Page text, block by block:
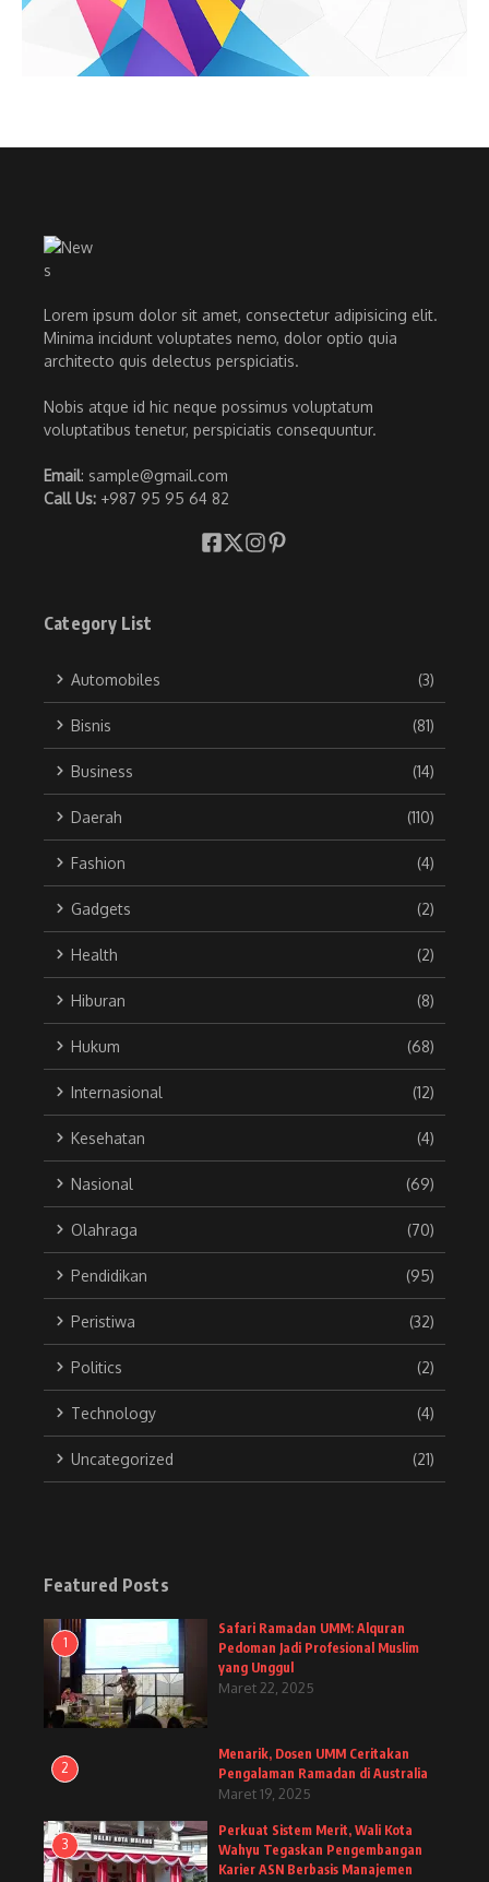
Lorem ipsum dolor sit amet, consectetur adipisicing elit.
Minima incidunt voluptates nemo, dolor optio quia
architecto quis delectus perspiciatis.
Nobis atque id hic neque possimus voluptatum
voluptatibus tenetur, perspiciatis consequuntur.
Email: sample@gmail.com
Call Us: +987 95 95 64 82
Category List
Automobiles (3)
Bisnis (81)
Business (14)
Daerah (110)
Fashion (4)
Gadgets (2)
Health (2)
Hiburan (8)
Hukum (68)
Internasional (12)
Kesehatan (4)
Nasional (69)
Olahraga (70)
Pendidikan (95)
Peristiwa (32)
Politics (2)
Technology (4)
Uncategorized (21)
Featured Posts
1
Safari Ramadan UMM: Alquran
Pedoman Jadi Profesional Muslim
yang Unggul
Maret 22, 2025
2
Menarik, Dosen UMM Ceritakan
Pengalaman Ramadan di Australia
Maret 19, 2025
3
Perkuat Sistem Merit, Wali Kota
Wahyu Tegaskan Pengembangan
Karier ASN Berbasis Manajemen